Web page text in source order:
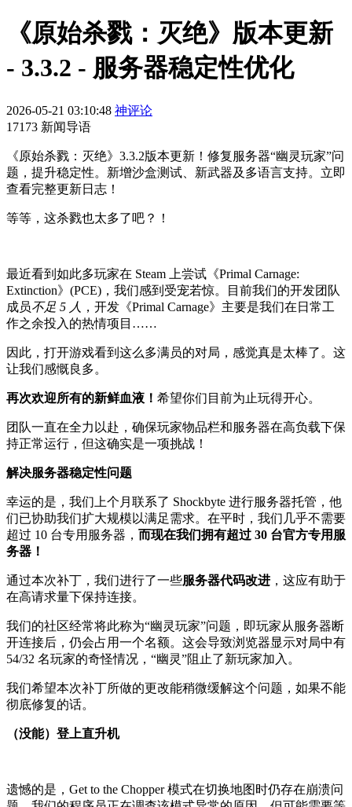
《原始杀戮：灭绝》版本更新
- 3.3.2 - 服务器稳定性优化
2026-05-21 03:10:48 神评论
17173 新闻导语
《原始杀戮：灭绝》3.3.2版本更新！修复服务器“幽灵玩家”问
题，提升稳定性。新增沙盒测试、新武器及多语言支持。立即
查看完整更新日志！
等等，这杀戮也太多了吧？！
最近看到如此多玩家在 Steam 上尝试《Primal Carnage:
Extinction》(PCE)，我们感到受宠若惊。目前我们的开发团队
成员不足 5 人 ，开发《Primal Carnage》主要是我们在日常工
作之余投入的热情项目……
因此，打开游戏看到这么多满员的对局，感觉真是太棒了。这
让我们感慨良多。
再次欢迎所有的新鲜血液！ 希望你们目前为止玩得开心。
团队一直在全力以赴，确保玩家物品栏和服务器在高负载下保
持正常运行，但这确实是一项挑战！
解决服务器稳定性问题
幸运的是，我们上个月联系了 Shockbyte 进行服务器托管，他
们已协助我们扩大规模以满足需求。在平时，我们几乎不需要
超过 10 台专用服务器， 而现在我们拥有超过 30 台官方专用服
务器！
通过本次补丁，我们进行了一些服务器代码改进 ，这应有助于
在高请求量下保持连接。
我们的社区经常将此称为“幽灵玩家”问题，即玩家从服务器断
开连接后，仍会占用一个名额。这会导致浏览器显示对局中有
54/32 名玩家的奇怪情况，“幽灵”阻止了新玩家加入。
我们希望本次补丁所做的更改能稍微缓解这个问题，如果不能
彻底修复的话。
（没能）登上直升机
遗憾的是，Get to the Chopper 模式在切换地图时仍存在崩溃问